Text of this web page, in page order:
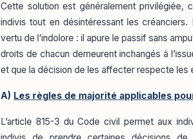
Cette solution est généralement privilégiée,
indivis tout en désintéressant les
vertu de l’indolore : il apure le passif sans
droits de chacun demeurent inchangés à
et que la décision de les affecter respecte les
A) Les règles de majorité applicables
L’article 815-3 du Code civil permet aux